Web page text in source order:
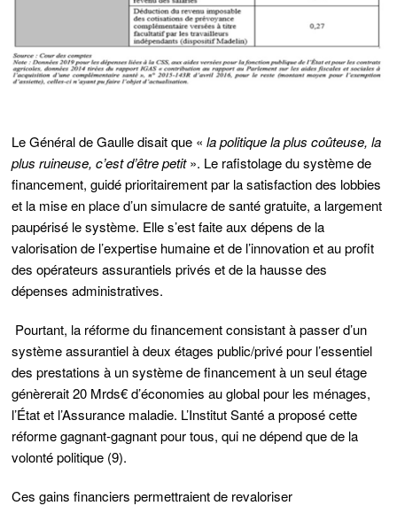
Le Général de Gaulle disait que «la politique la plus coûteuse, la
plus ruineuse, c’est d’être petit». Le rafistolage du système de
financement, guidé prioritairement par la satisfaction des lobbies
et la mise en place d’un simulacre de santé gratuite, a largement
paupérisé le système. Elle s’est faite aux dépens de la
valorisation de l’expertise humaine et de l’innovation et au profit
des opérateurs assurantiels privés et de la hausse des
dépenses administratives.
Pourtant, la réforme du financement consistant à passer d’un
système assurantiel à deux étages public/privé pour l’essentiel
des prestations à un système de financement à un seul étage
génèrerait 20 Mrds€ d’économies au global pour les ménages,
l’État et l’Assurance maladie. L’Institut Santé a proposé cette
réforme gagnant-gagnant pour tous, qui ne dépend que de la
volonté politique (9).
Ces gains financiers permettraient de revaloriser